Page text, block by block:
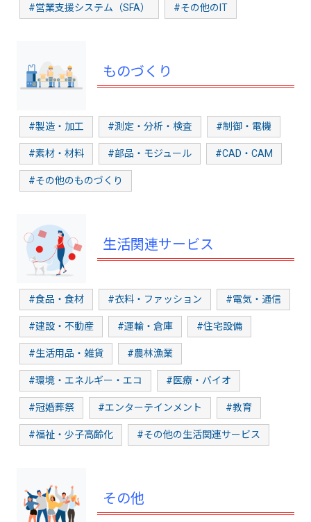
#営業支援システム（SFA） #その他のIT
ものづくり
#製造・加工 #測定・分析・検査 #制御・電機
#素材・材料 #部品・モジュール #CAD・CAM
#その他のものづくり
生活関連サービス
#食品・食材 #衣料・ファッション #電気・通信
#建設・不動産 #運輸・倉庫 #住宅設備
#生活用品・雑貨 #農林漁業
#環境・エネルギー・エコ #医療・バイオ
#冠婚葬祭 #エンターテインメント #教育
#福祉・少子高齢化 #その他の生活関連サービス
その他